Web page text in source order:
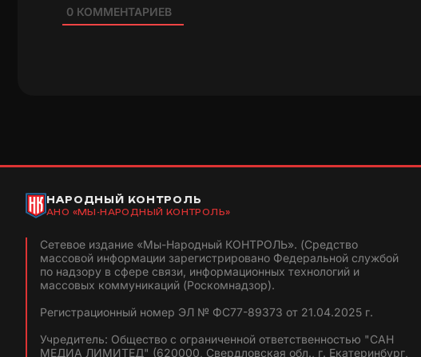
выкупной стоимости.
0КОММЕНТАРИЕВ
НАРОДНЫЙ КОНТРОЛЬ
АНО «МЫ-НАРОДНЫЙ КОНТРОЛЬ»
Сетевое издание «Мы-Народный КОНТРОЛЬ». (Средство
массовой информации зарегистрировано Федеральной службой
по надзору в сфере связи, информационных технологий и
массовых коммуникаций (Роскомнадзор).
Регистрационный номер ЭЛ № ФС77-89373 от 21.04.2025 г.
Учредитель: Общество с ограниченной ответственностью "САН
МЕДИА ЛИМИТЕД" (620000, Свердловская обл., г. Екатеринбург,